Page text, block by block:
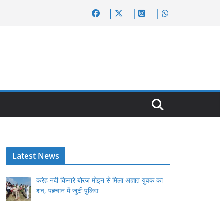
Latest News
करेह नदी किनारे बोरज मोइन से मिला अज्ञात युवक का
शव, पहचान में जुटी पुलिस